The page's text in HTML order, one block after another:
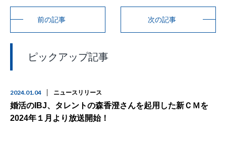
前の記事 次の記事
ピックアップ記事
2024.01.04 ニュースリリース
婚活のIBJ、タレントの森香澄さんを起用した新ＣＭを
2024年１月より放送開始！